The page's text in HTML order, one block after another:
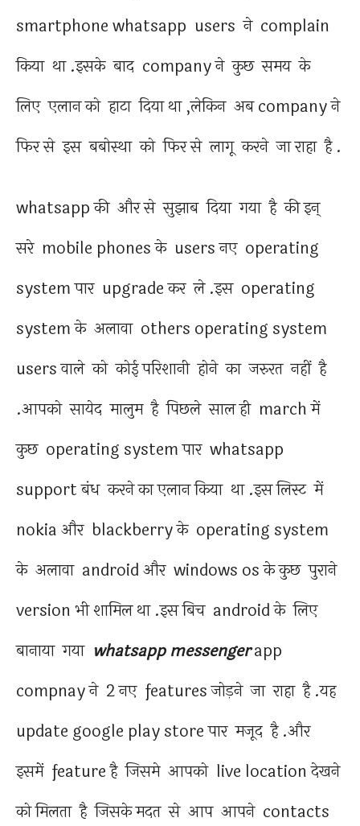
smartphone whatsapp users ने complain
किया था .इसके बाद company ने कुछ समय के
लिए एलान को हाटा दिया था ,लेकिन अब company ने
फिर से इस बबोस्था को फिर से लागू करने जा राहा है .
whatsapp की और से सुझाब दिया गया है की इन्
सरे mobile phones के users नए operating
system पार upgrade कर ले .इस operating
system के अलावा others operating system
users वाले को कोई परिशानी होने का जरुरत नहीं है
.आपको सायेद मालुम है पिछले साल ही march में
कुछ operating system पार whatsapp
support बंध करने का एलान किया था .इस लिस्ट में
nokia और blackberry के operating system
के अलावा android और windows os के कुछ पुराने
version भी शामिल था .इस बिच android के लिए
बानाया गया whatsapp messengerapp
compnay ने 2 नए features जोड़ने जा राहा है .यह
update google play store पार मजूद है .और
इसमें feature है जिसमे आपको live location देखने
को मिलता है जिसके मदत से आप आपने contacts